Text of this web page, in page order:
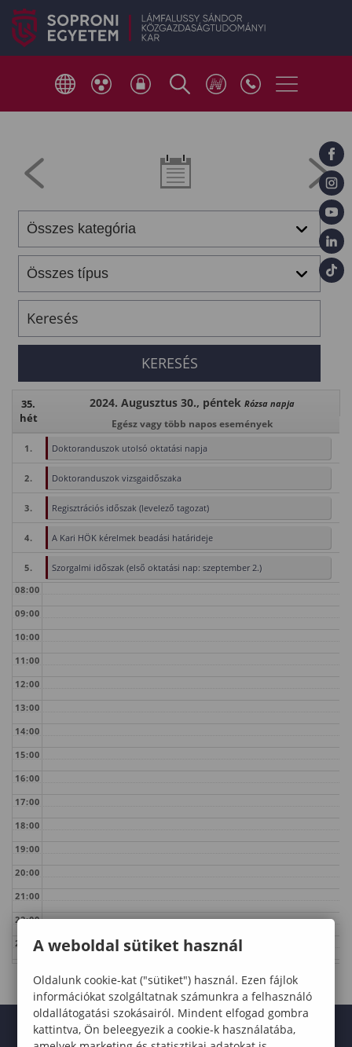
35.
hét
2024. Augusztus 30., péntek Rózsa napja
Egész vagy több napos események
1. Doktoranduszok utolsó oktatási napja
2. Doktoranduszok vizsgaidőszaka
3. Regisztrációs időszak (levelező tagozat)
4. A Kari HÖK kérelmek beadási határideje
5.
Szorgalmi időszak (első oktatási nap: szeptember 2.)
08:00
09:00
10:00
11:00
12:00
13:00
14:00
15:00
16:00
17:00
18:00
19:00
20:00
21:00
22:00
23:00A weboldal sütiket használ
Oldalunk cookie-kat ("sütiket") használ. Ezen fájlok
információkat szolgáltatnak számunkra a felhasználó
oldallátogatási szokásairól. Mindent elfogad gombra
kattintva, Ön beleegyezik a cookie-k használatába,